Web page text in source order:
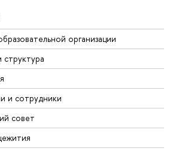
организации
структура
и сотрудники
совет